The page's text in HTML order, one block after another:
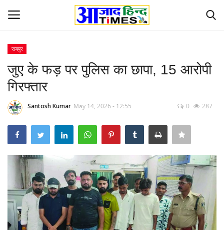
Home
ओडिशा
Contact
देश-विदेश
छत्तीसगढ़ राज्य
दुनिया
रायपुर
जुए के फड़ पर पुलिस का छापा, 15 आरोपी
गिरफ्तार
Santosh Kumar May 14, 2026 - 12:55 0 287